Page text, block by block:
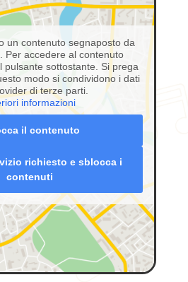
un contenuto segnaposto da
. Per accedere al contenuto
pulsante sottostante. Si prega
modo si condividono i dati
di terze parti.
informazioni
il contenuto
richiesto e sblocca i
contenuti